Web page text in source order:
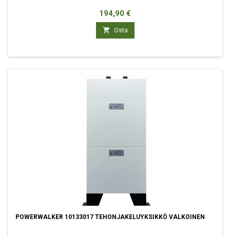
Hinta
194,90 €
 Osta
POWERWALKER 10133017 TEHONJAKELUYKSIKKÖ VALKOINEN